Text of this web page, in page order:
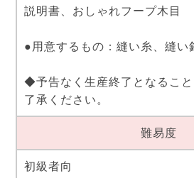
説明書、おしゃれフープ木目
●用意するもの：縫い糸、縫い
◆予告なく生産終了となるこ
了承ください。
難易度
初級者向